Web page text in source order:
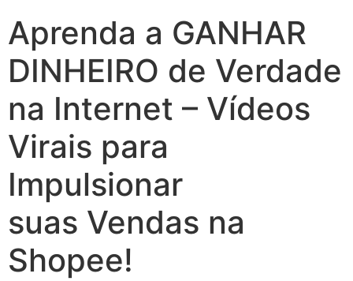
Aprenda a GANHAR
DINHEIRO de Verdade
na Internet – Vídeos
Virais para
Impulsionar
suas Vendas na
Shopee!